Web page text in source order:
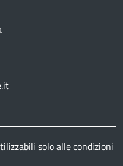
solo alle condizioni